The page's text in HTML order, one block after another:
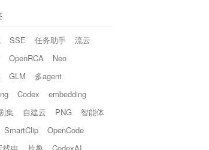
SSE 任务助手
流云
OpenRCA
Neo
GLM
多agent
Codex
embedding
集 自建云 PNG
智能体
SmartClip
OpenCode